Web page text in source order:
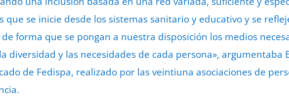
que se inicie desde los sistemas sanitario y educativo y se
forma que se pongan a nuestra disposición los medios
diversidad y las necesidades de cada persona», argumentaba
de Fedispa, realizado por las veintiuna asociaciones de